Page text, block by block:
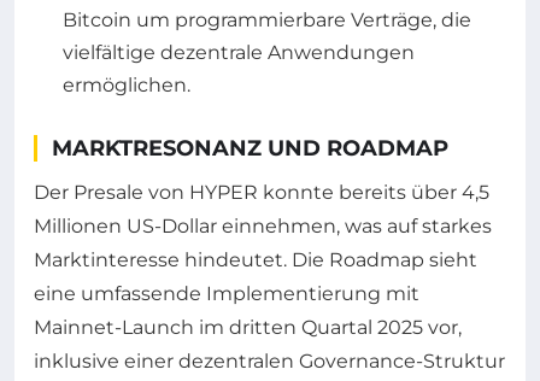
Bitcoin um programmierbare Verträge, die
vielfältige dezentrale Anwendungen
ermöglichen.
MARKTRESONANZ UND ROADMAP
Der Presale von HYPER konnte bereits über 4,5
Millionen US-Dollar einnehmen, was auf starkes
Marktinteresse hindeutet. Die Roadmap sieht
eine umfassende Implementierung mit
Mainnet-Launch im dritten Quartal 2025 vor,
inklusive einer dezentralen Governance-Struktur